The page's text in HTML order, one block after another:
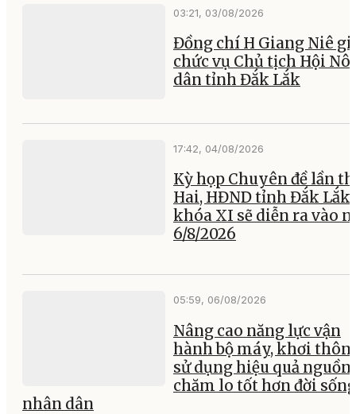
03:21, 03/08/2026
Đồng chí H Giang Niê
chức vụ Chủ tịch Hội
dân tỉnh Đắk Lắk
17:42, 04/08/2026
Kỳ họp Chuyên đề lần
Hai, HĐND tỉnh Đắk Lắk
khóa XI sẽ diễn ra vào
6/8/2026
05:59, 06/08/2026
Nâng cao năng lực vận
hành bộ máy, khơi
sử dụng hiệu quả nguồn
chăm lo tốt hơn đời sống
nhân dân